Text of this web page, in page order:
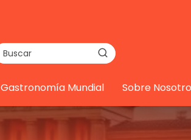
Gastronomía Mundial Sobre